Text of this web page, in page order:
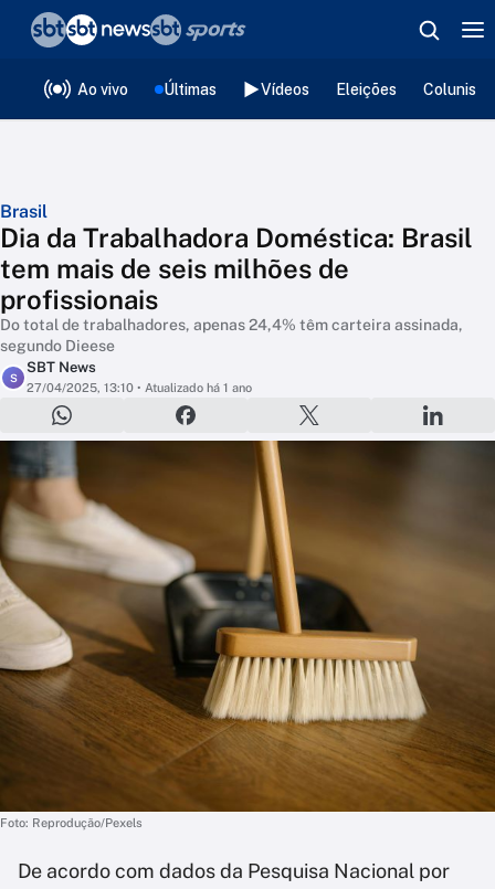
Ao vivo Últimas Vídeos Eleições
Brasil
Dia da Trabalhadora Doméstica: Brasil
tem mais de seis milhões de
profissionais
Do total de trabalhadores, apenas 24,4% têm carteira assinada,
segundo Dieese
S
SBT News
27/04/2025, 13:10 • Atualizado há 1 ano
Foto: Reprodução/Pexels
De acordo com dados da Pesquisa Nacional por
❮voltar
Editorias